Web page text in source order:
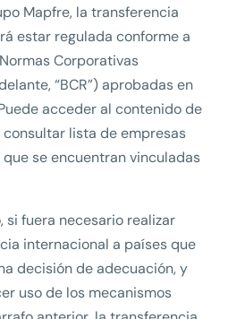
Mapfre, la transferencia
estar regulada conforme a
Corporativas
“BCR”) aprobadas en
acceder al contenido de
consultar lista de empresas
se encuentran vinculadas
si fuera necesario realizar
internacional a países que
decisión de adecuación, y
uso de los mecanismos